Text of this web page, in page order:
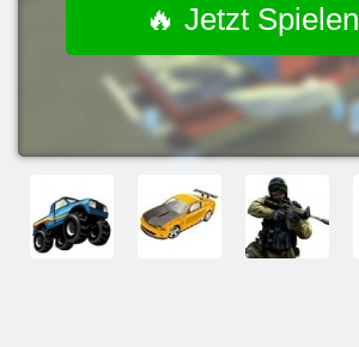
🔥 Jetzt Spielen